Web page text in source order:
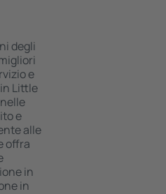
degli
e
Little
e
alle
offra
in
in